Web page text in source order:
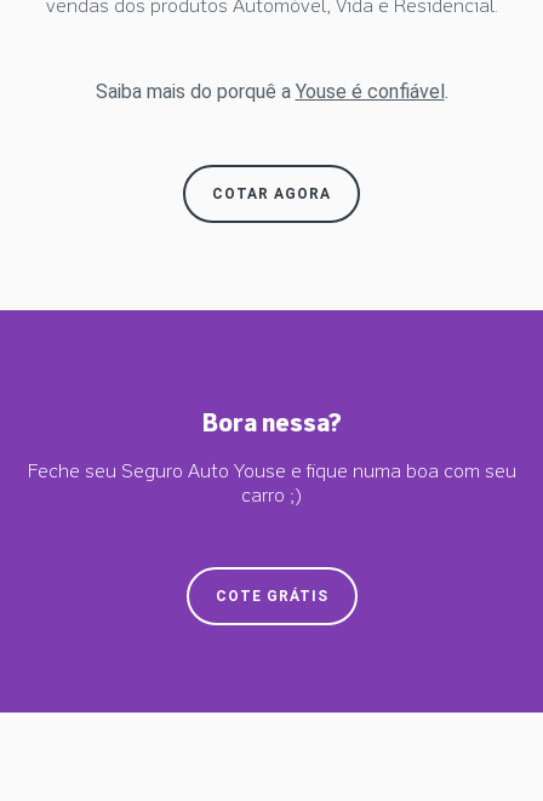
vendas dos produtos Automóvel, Vida e Residencial.
Saiba mais do porquê a Youse é confiável.
COTAR AGORA
Bora nessa?
Feche seu Seguro Auto Youse e fique numa boa com seu
carro ;)
COTE GRÁTIS